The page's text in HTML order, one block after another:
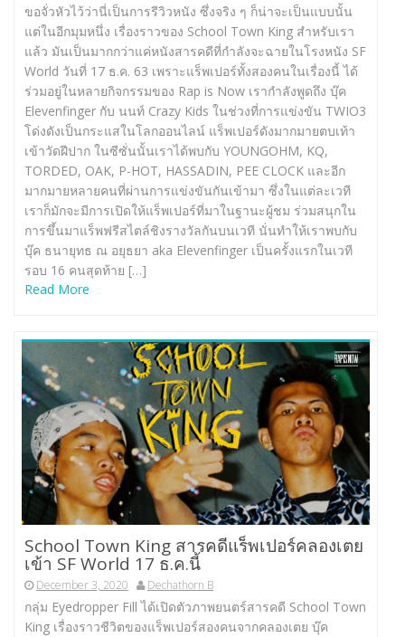
ขอจั่วหัวไว้ว่านี่เป็นการรีวิวหนัง ซึ่งจริง ๆ ก็น่าจะเป็นแบบนั้น
แต่ในอีกมุมหนึ่ง เรื่องราวของ School Town King สำหรับเรา
แล้ว มันเป็นมากกว่าแค่หนังสารคดีที่กำลังจะฉายในโรงหนัง SF
World วันที่ 17 ธ.ค. 63 เพราะแร็พเปอร์ทั้งสองคนในเรื่องนี้ ได้
ร่วมอยู่ในหลายกิจกรรมของ Rap is Now เรากำลังพูดถึง บุ๊ค
Elevenfinger กับ นนท์ Crazy Kids ในช่วงที่การแข่งขัน TWIO3
โด่งดังเป็นกระแสในโลกออนไลน์ แร็พเปอร์ดังมากมายตบเท้า
เข้าวัดฝีปาก ในซีซั่นนั้นเราได้พบกับ YOUNGOHM, KQ,
TORDED, OAK, P-HOT, HASSADIN, PEE CLOCK และอีก
มากมายหลายคนที่ผ่านการแข่งขันกันเข้ามา ซึ่งในแต่ละเวที
เราก็มักจะมีการเปิดให้แร็พเปอร์ที่มาในฐานะผู้ชม ร่วมสนุกใน
การขึ้นมาแร็พฟรีสไตล์ชิงรางวัลกันบนเวที นั่นทำให้เราพบกับ
บุ๊ค ธนายุทธ ณ อยุธยา aka Elevenfinger เป็นครั้งแรกในเวที
รอบ 16 คนสุดท้าย […]
Read More
School Town King สารคดีแร็พเปอร์คลองเตย
เข้า SF World 17 ธ.ค.นี้
December 3, 2020 Dechathorn B
กลุ่ม Eyedropper Fill ได้เปิดตัวภาพยนตร์สารคดี School Town
King เรื่องราวชีวิตของแร็พเปอร์สองคนจากคลองเตย บุ๊ค